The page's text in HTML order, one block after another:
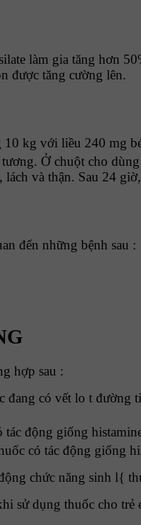
làm gia tăng hơn
được tăng cường lên.
kg với liều 240 mg
Ở chuột cho
lách và thận. Sau 24
đến những bệnh sau :
hợp sau :
đang có vết lo t
động giống
có tác động giống
chức năng sinh l{
sử dụng thuốc cho trẻ